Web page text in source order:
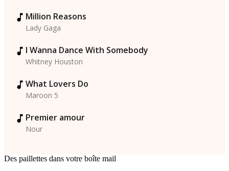
Million Reasons
Lady Gaga
I Wanna Dance With Somebody
Whitney Houston
What Lovers Do
Maroon 5
Premier amour
Nour
Des paillettes dans votre boîte mail